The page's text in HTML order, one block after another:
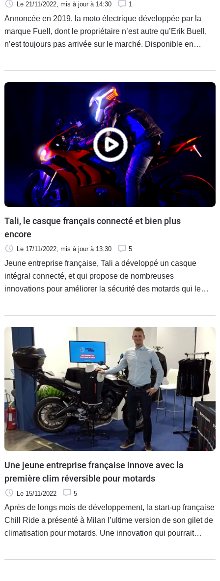
Le 21/11/2022, mis à jour à 14:30 1
Annoncée en 2019, la moto électrique développée par la
marque Fuell, dont le propriétaire n’est autre qu’Erik Buell,
n’est toujours pas arrivée sur le marché. Disponible en
incertain.
Tali, le casque français connecté et bien plus
encore
Le 17/11/2022 , mis à jour à 13:30 5
Jeune entreprise française, Tali a développé un casque
intégral connecté, et qui propose de nombreuses
innovations pour améliorer la sécurité des motards qui le
Une jeune entreprise française innove avec la
première clim réversible pour motards
Le 15/11/2022 5
Après de longs mois de développement, la start-up française
Chill Ride a présenté à Milan l’ultime version de son gilet de
climatisation pour motards. Une innovation qui pourrait